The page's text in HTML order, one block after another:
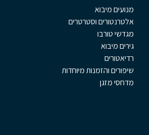
מנועים מיבוא
אלטרנטורים וסטרטרים
מגדשי טורבו
גירים מיבוא
רדיאטורים
שיפורים והזמנות מיוחדות
מדחסי מזגן